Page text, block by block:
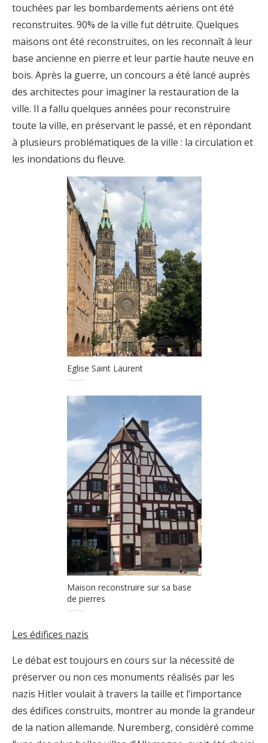
touchées par les bombardements aériens ont été
reconstruites. 90% de la ville fut détruite. Quelques
maisons ont été reconstruites, on les reconnaît à leur
base ancienne en pierre et leur partie haute neuve en
bois. Après la guerre, un concours a été lancé auprès
des architectes pour imaginer la restauration de la
ville. Il a fallu quelques années pour reconstruire
toute la ville, en préservant le passé, et en répondant
à plusieurs problématiques de la ville : la circulation et
les inondations du fleuve.
Eglise Saint Laurent
Maison reconstruire sur sa base
de pierres
Les édifices nazis
Le débat est toujours en cours sur la nécessité de
préserver ou non ces monuments réalisés par les
nazis Hitler voulait à travers la taille et l’importance
des édifices construits, montrer au monde la grandeur
de la nation allemande. Nuremberg, considéré comme